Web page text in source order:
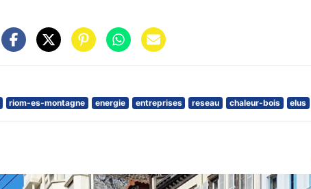
riom-es-montagne energie entreprises reseau chaleur-bois elus